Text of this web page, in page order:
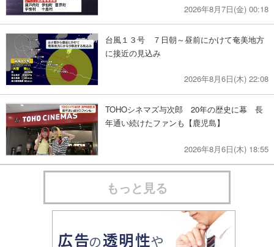
2026年8月7日(金) 00:18
台風１３号 ７日朝～昼前にかけて奄美地方
に接近の見込み
2026年8月6日(木) 22:08
TOHOシネマズ与次郎 20年の歴史に幕 長
年通い続けたファンも【鹿児島】
2026年8月6日(木) 18:55
もっと見る